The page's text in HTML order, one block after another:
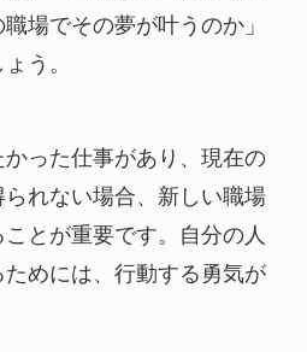
場でその夢が叶うのか」
う。
った仕事があり、現在の
れない場合、新しい職場
とが重要です。自分の人
めには、行動する勇気が